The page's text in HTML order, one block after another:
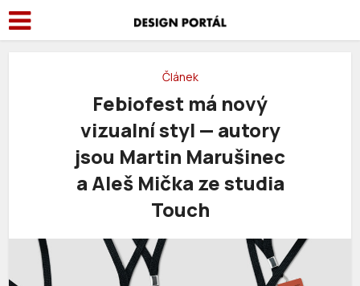
Článek
Febiofest má nový
vizualní styl — autory
jsou Martin Marušinec
a Aleš Mička ze studia
Touch